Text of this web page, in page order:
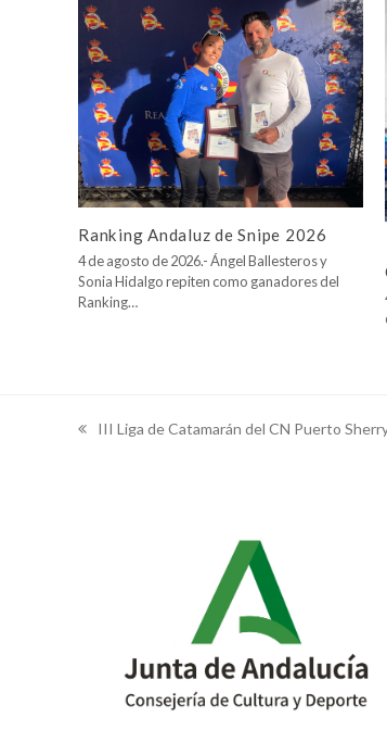
Ranking Andaluz de Snipe 2026
4 de agosto de 2026.- Ángel Ballesteros y
Sonia Hidalgo repiten como ganadores del
Ranking…
previous
III Liga de Catamarán del CN Puerto